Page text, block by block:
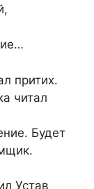
притих.
читал
Будет
Устав